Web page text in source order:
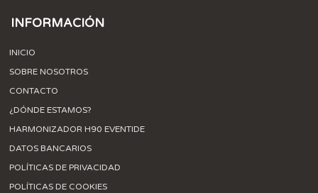
INFORMACIÓN
INICIO
SOBRE NOSOTROS
CONTACTO
¿DÓNDE ESTAMOS?
HARMONIZADOR H90 EVENTIDE
DATOS BANCARIOS
POLÍTICAS DE PRIVACIDAD
POLÍTICAS DE COOKIES